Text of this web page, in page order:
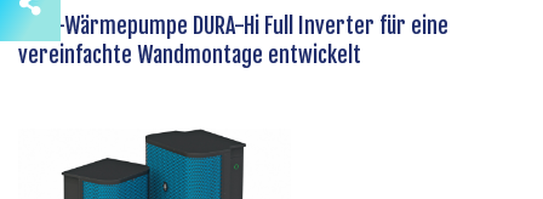
Pool-Wärmepumpe DURA-Hi Full Inverter für eine
vereinfachte Wandmontage entwickelt